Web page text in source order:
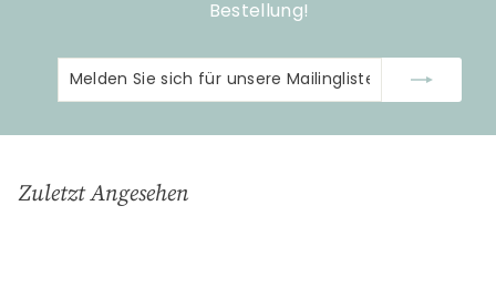
Bestellung!
Melden
Sie
für
Abonnieren
Zuletzt Angesehen